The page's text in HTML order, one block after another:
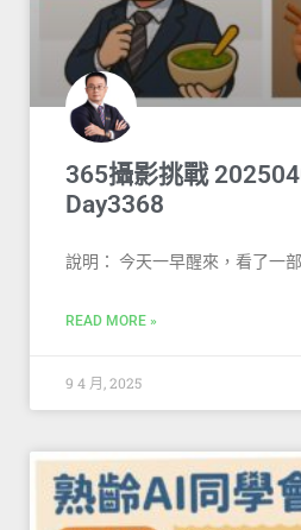
365攝影挑戰
Day3368
說明： 今天一早醒來，看了一
READ MORE »
9 4 月, 2025